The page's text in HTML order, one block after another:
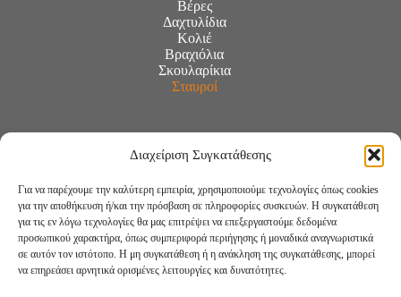
Διαχείριση Συγκατάθεσης
Για να παρέχουμε την καλύτερη εμπειρία, χρησιμοποιούμε τεχνολογίες όπως cookies
για την αποθήκευση ή/και την πρόσβαση σε πληροφορίες συσκευών. Η συγκατάθεση
για τις εν λόγω τεχνολογίες θα μας επιτρέψει να επεξεργαστούμε δεδομένα
προσωπικού χαρακτήρα, όπως συμπεριφορά περιήγησης ή μοναδικά αναγνωριστικά
σε αυτόν τον ιστότοπο. Η μη συγκατάθεση ή η ανάκληση της συγκατάθεσης, μπορεί
να επηρεάσει αρνητικά ορισμένες λειτουργίες και δυνατότητες.
Βέρες
Δαχτυλίδια
Κολιέ
Βραχιόλια
Σκουλαρίκια
Σταυροί